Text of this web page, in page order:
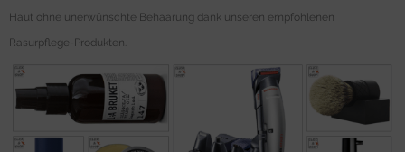
Haut ohne unerwünschte Behaarung dank unseren empfohlenen
Rasurpflege-Produkten.